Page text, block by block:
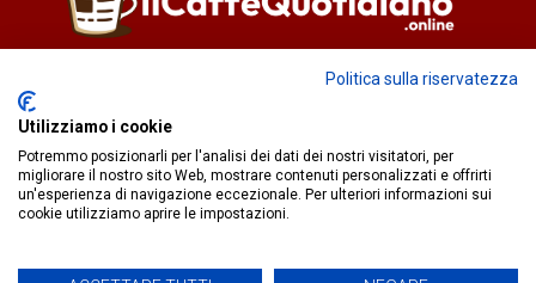
Fiorella Falci
redazione@ilcaffequotidiano.online
C.F. 92076900858
Chi siamo
Privacy & Cookie Policy
Politica sulla riservatezza
Utilizziamo i cookie
Potremmo posizionarli per l'analisi dei dati dei nostri visitatori, per
migliorare il nostro sito Web, mostrare contenuti personalizzati e offrirti
un'esperienza di navigazione eccezionale. Per ulteriori informazioni sui
cookie utilizziamo aprire le impostazioni.